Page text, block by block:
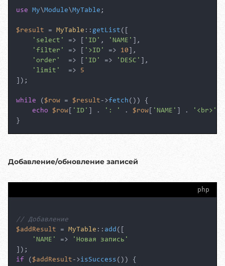
use My \Module \MyTable ;
$result = MyTable :: getList ([
'select'
=> [ 'ID' , 'NAME'
],
'filter'
=> [ '>ID' => 10 ],
'order'
  => [
'ID' => 'DESC'
],
'limit'
  =>
5
]);
while ( $row = $result->fetch ()) {
echo
$row 'ID' ] . ': ' . $row 'NAME' ] . '<br>'
Добавление/обновление записей
php
// Добавление
$addResult = MyTable :: add ([
'NAME'
=>
'Новая запись'
if ( $addResult->isSuccess ()) {